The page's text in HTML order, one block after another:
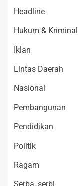
Headline
Hukum & Kriminal
Iklan
Lintas Daerah
Nasional
Pembangunan
Pendidikan
Politik
Ragam
Serba_serbi